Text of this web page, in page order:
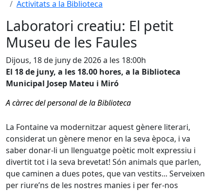
Activitats a la Biblioteca
Laboratori creatiu: El petit
Museu de les Faules
Dijous, 18 de juny de 2026 a les 18:00h
El 18 de juny, a les 18.00 hores, a la Biblioteca
Municipal Josep Mateu i Miró
A càrrec del personal de la Biblioteca
La Fontaine va modernitzar aquest gènere literari,
considerat un gènere menor en la seva època, i va
saber donar-li un llenguatge poètic molt expressiu i
divertit tot i la seva brevetat! Són animals que parlen,
que caminen a dues potes, que van vestits... Serveixen
per riure’ns de les nostres manies i per fer-nos